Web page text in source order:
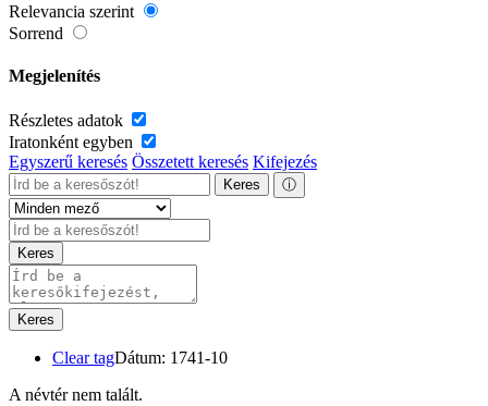
Relevancia szerint
Sorrend
Megjelenítés
Részletes adatok
Iratonként egyben
Egyszerű keresés Összetett keresés Kifejezés
Keres ⓘ
Keres
Keres
Clear tagDátum: 1741-10
A névtér nem talált.